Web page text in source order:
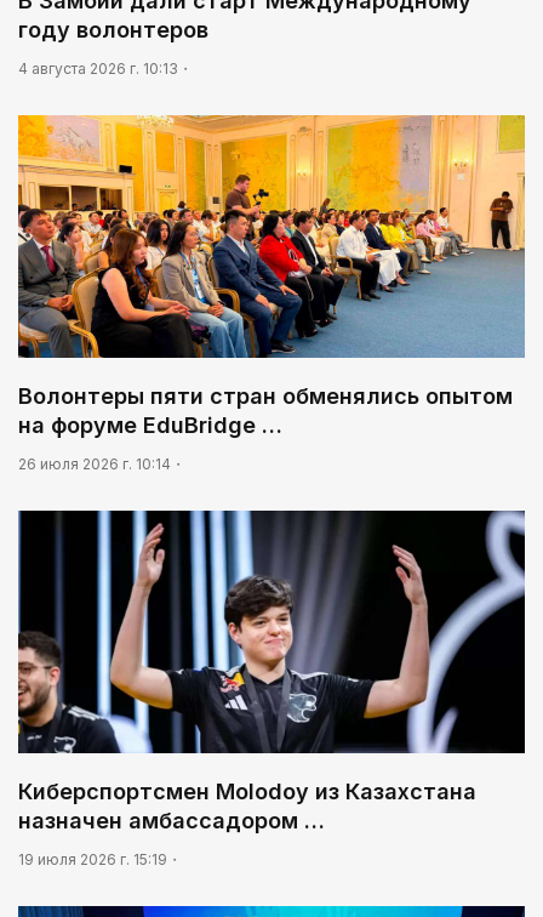
Жизнь за окном
году волонтеров
4 августа 2026 г. 10:13
Волонтеры пяти стран обменялись опытом
на форуме EduBridge …
26 июля 2026 г. 10:14
Киберспортсмен Molodoy из Казахстана
назначен амбассадором …
19 июля 2026 г. 15:19